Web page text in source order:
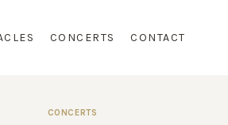
CONCERTS CONTACT
CONCERTS